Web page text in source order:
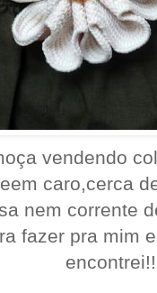
vendendo
caro,cerca
nem corrente
fazer pra mim